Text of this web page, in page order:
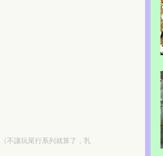
（不讓玩尾行系列就算了，乳